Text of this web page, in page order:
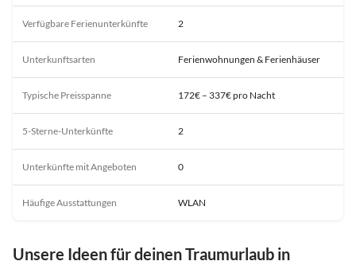
Verfügbare Ferienunterkünfte 2
Unterkunftsarten Ferienwohnungen & Ferienhäuser
Typische Preisspanne 172€ – 337€ pro Nacht
5-Sterne-Unterkünfte 2
Unterkünfte mit Angeboten 0
Häufige Ausstattungen WLAN
Unsere Ideen für deinen Traumurlaub in